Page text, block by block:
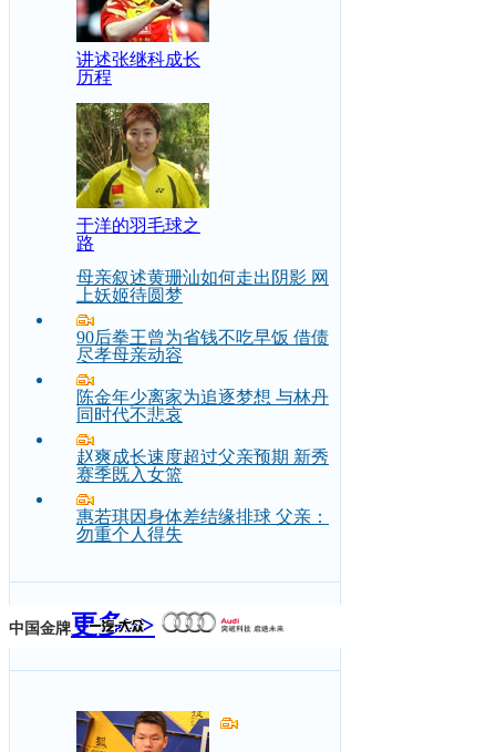
讲述张继科成长
历程
于洋的羽毛球之
路
母亲叙述黄珊汕如何走出阴影 网
上妖姬待圆梦
90后拳王曾为省钱不吃早饭 借债
尽孝母亲动容
陈金年少离家为追逐梦想 与林丹
同时代不悲哀
赵爽成长速度超过父亲预期 新秀
赛季既入女篮
惠若琪因身体差结缘排球 父亲：
勿重个人得失
中国金牌更多>>